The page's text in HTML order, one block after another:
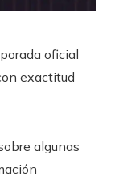
oficial
exactitud
algunas